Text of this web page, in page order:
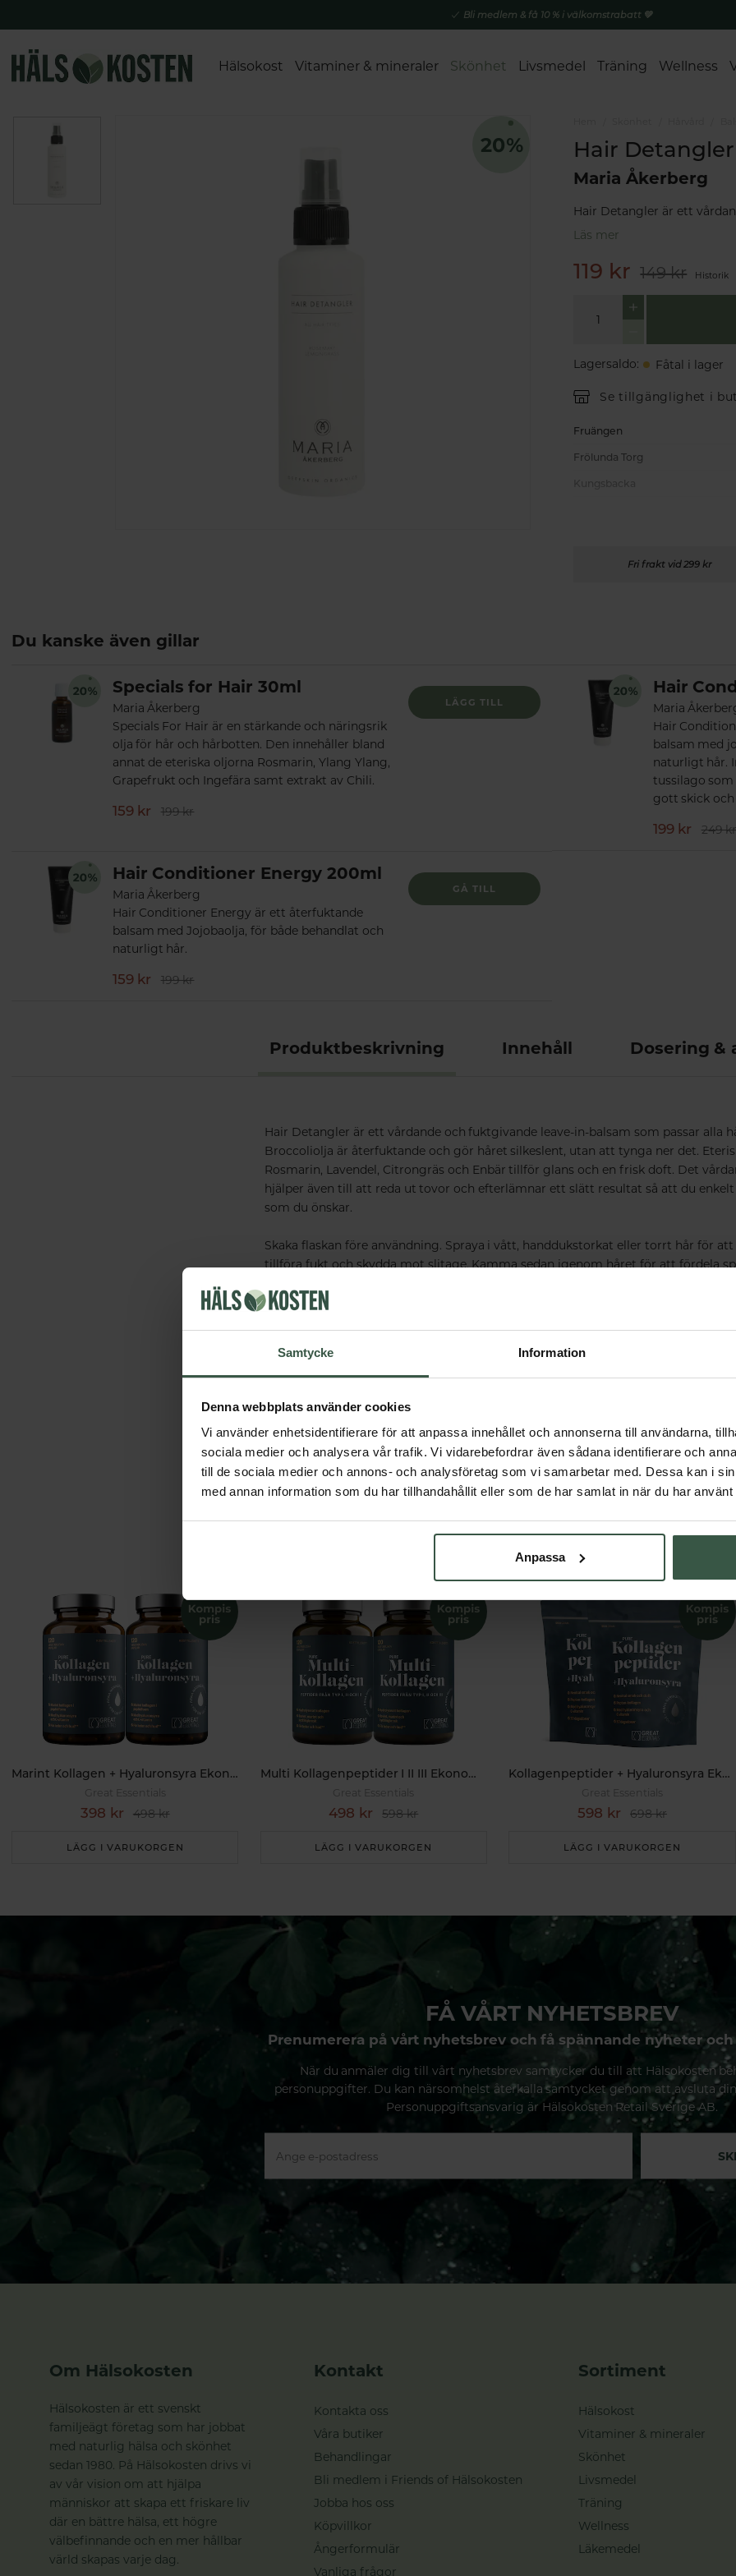
Samtycke Information
Denna webbplats använder cookies
Vi använder enhetsidentifierare för att anpassa innehållet och annonserna till användarna,
sociala medier och analysera vår trafik. Vi vidarebefordrar även sådana identifierare och
till de sociala medier och annons- och analysföretag som vi samarbetar med. Dessa kan i
med annan information som du har tillhandahållit eller som de har samlat in när du har
Anpassa
Bli medlem & få 10 % i välkomstrabatt 💚
Hälsokost Vitaminer & mineraler Skönhet Livsmedel Träning Wellness
Hair Detangler
Maria Åkerberg
Hair Detangler är ett
Läs mer
119 kr 149 kr Historik
Lagersaldo: Fåtal i lager
Se tillgänglighet i
Fruängen
Frölunda Torg
Fri frakt vid 299 kr
Du kanske även gillar
Specials for Hair 30ml
Maria Åkerberg
Specials For Hair är en stärkande och näringsrik
olja för hår och hårbotten. Den innehåller bland
annat de eteriska oljorna Rosmarin, Ylang Ylang,
Grapefrukt och Ingefära samt extrakt av Chili.
159 kr 199 kr
LÄGG TILL
Hair
Maria
Hair
balsam med
naturligt hår.
tussilago
gott skick
199 kr 249 kr
Hair Conditioner Energy 200ml
Maria Åkerberg
Hair Conditioner Energy är ett återfuktande
balsam med Jojobaolja, för både behandlat och
naturligt hår.
159 kr 199 kr
GÅ TILL
Produktbeskrivning Innehåll Dosering &
Hair Detangler är ett vårdande och fuktgivande leave-in-balsam som passar alla
Broccoliolja är återfuktande och gör håret silkeslent, utan att tynga ner det.
Rosmarin, Lavendel, Citrongräs och Enbär tillför glans och en frisk doft. Det
hjälper även till att reda ut tovor och efterlämnar ett slätt resultat så att du
som du önskar.
Skaka flaskan före användning. Spraya i vått, handdukstorkat eller torrt hår för att
tillföra fukt och skydda mot slitage. Kamma sedan igenom håret för att fördela
Vegan Ja
Får vi föreslå
Andra köpte också
Marint Kollagen + Hyaluronsyra Ekonomipack 2x120k
Great Essentials
398 kr 498 kr
LÄGG I VARUKORGEN
Multi Kollagenpeptider I II III Ekonomipack 2x120k
Great Essentials
498 kr 598 kr
LÄGG I VARUKORGEN
Kollagenpeptider + Hyaluronsyra Ekonomipack 2x500g
Great Essentials
598 kr 698 kr
LÄGG I VARUKORGEN
FÅ VÅRT NYHETSBREV
Prenumerera på vårt nyhetsbrev och få spännande nyheter
När du anmäler dig till vårt nyhetsbrev samtycker du till att Hälsokosten
personuppgifter. Du kan närsomhelst återkalla samtycket genom att avsluta
Personuppgiftsansvarig är Hälsokosten Retail Sverige AB.
Om Hälsokosten
Hälsokosten är ett svenskt
familjeägt företag som har jobbat
med naturlig hälsa och skönhet
sedan 1980. På Hälsokosten drivs vi
av vår vision om att hjälpa
människor att skapa ett friskare liv
där en bättre hälsa, ett högre
välbefinnande och en mer hållbar
värld skapas varje dag.
Kontakt
Kontakta oss
Våra butiker
Behandlingar
Bli medlem i Friends of Hälsokosten
Jobba hos oss
Köpvillkor
Ångerformulär
Vanliga frågor
Sortiment
Hälsokost
Vitaminer & mineraler
Skönhet
Livsmedel
Träning
Wellness
Läkemedel